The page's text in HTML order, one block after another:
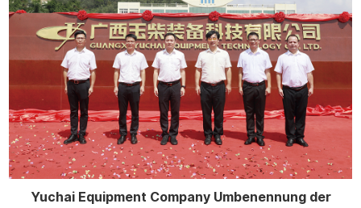
Yuchai Equipment Company Umbenennung der